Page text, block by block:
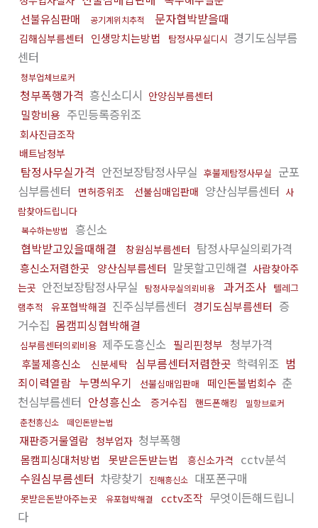
선불유심판매
공기계위치추적 문자협박받을때
김해심부름센터 인생망치는방법 탐정사무실디시 경기도심부름
센터
청부업체브로커
청부폭행가격 흥신소디시 안양심부름센터
밀항비용 주민등록증위조
회사진급조작
배트남청부
탐정사무실가격 안전보장탐정사무실 후불제탐정사무실
군포
심부름센터
면허증위조 선불심매입판매 양산심부름센터 사
람찾아드립니다
복수하는방법
흥신소
협박받고있을때해결
창원심부름센터 탐정사무실의뢰가격
흥신소저렴한곳 양산심부름센터 말못할고민해결 사람찾아주
는곳 안전보장탐정사무실 탐정사무실의뢰비용 과거조사 텔레그
램추적
유포협박해결 진주심부름센터 경기도심부름센터 증
거수집 몸캠피싱협박해결
심부름센터의뢰비용 제주도흥신소 필리핀청부 청부가격
후불제흥신소 신분세탁 심부름센터저렴한곳 학력위조 범
죄이력열람 누명씌우기 선불심매입판매 떼인돈불법회수 춘
천심부름센터 안성흥신소 증거수집 핸드폰해킹
밀항브로커
춘천흥신소
떼인돈받는법
재판증거물열람 청부업자 청부폭행
몸캠피싱대처방법 못받은돈받는법 흥신소가격 cctv분석
수원심부름센터 차량찾기 진해흥신소 대포폰구매
못받은돈받아주는곳 유포협박해결 cctv조작 무엇이든해드립니
다